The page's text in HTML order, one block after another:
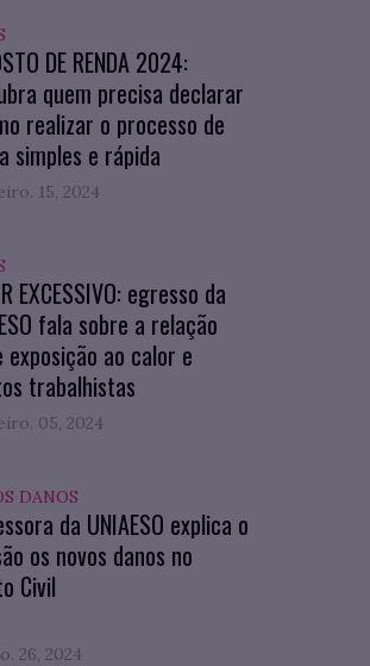
DE RENDA 2024:
quem precisa declarar
realizar o processo de
simples e rápida
15, 2024
EXCESSIVO: egresso da
fala sobre a relação
exposição ao calor e
trabalhistas
05, 2024
DANOS
da UNIAESO explica o
os novos danos no
Civil
26, 2024